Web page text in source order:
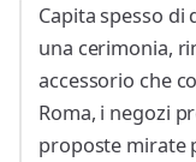
Capita spesso di
una cerimonia,
accessorio che
Roma, i negozi
proposte mirate